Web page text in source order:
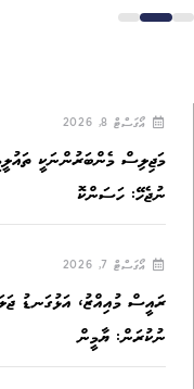
އޯގަސްޓް 8, 2026
މަޖިލިސް މެންބަރުންނަކީ
ނުޖެހޭ: ހަސަންކޮ
އޯގަސްޓް 7, 2026
ރައީސް މުއިއްޒު، އަޅުގަނޑު
ނުކުރަން: ޔާމީން